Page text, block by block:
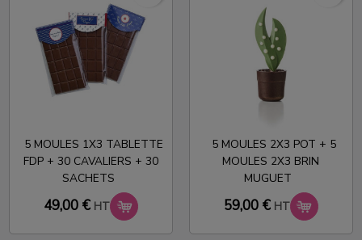
5 MOULES 1X3 TABLETTE
FDP + 30 CAVALIERS + 30
SACHETS
49,00 € HT
5 MOULES 2X3 POT + 5
MOULES 2X3 BRIN
MUGUET
59,00 € HT